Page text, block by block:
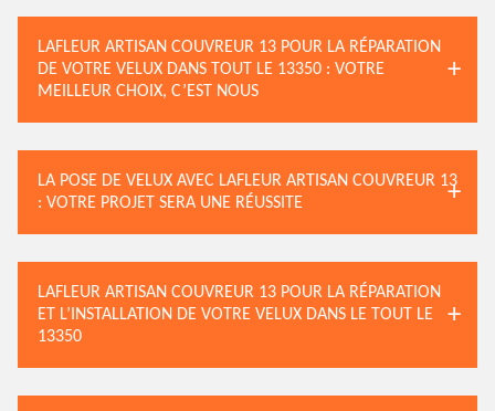
LAFLEUR ARTISAN COUVREUR 13 POUR LA RÉPARATION
DE VOTRE VELUX DANS TOUT LE 13350 : VOTRE
MEILLEUR CHOIX, C’EST NOUS
LA POSE DE VELUX AVEC LAFLEUR ARTISAN COUVREUR 13
: VOTRE PROJET SERA UNE RÉUSSITE
LAFLEUR ARTISAN COUVREUR 13 POUR LA RÉPARATION
ET L’INSTALLATION DE VOTRE VELUX DANS LE TOUT LE
13350